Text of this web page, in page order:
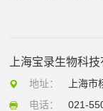
上海宝录生物科
地址：
上海
电话：
021-